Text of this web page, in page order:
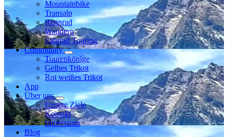
Mountainbike
Transalp
Rennrad
Wandern
Fahrrad Touring
Community
Tourenkönige
Gelbes Trikot
Rot weißes Trikot
App
Über uns
Unsere Ziele
Kontakt
Impressum
Blog